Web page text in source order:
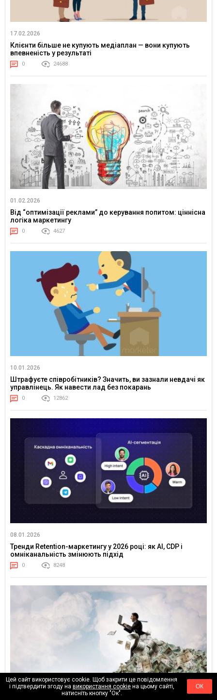
17.02.2026
Клієнти більше не купують медіаплан — вони купують
впевненість у результаті
0 24688
01.02.2026
Від “оптимізації реклами” до керування попитом: ціннісна
логіка маркетингу
0 4627
10.01.2026
Штрафуєте співробітників? Значить, ви зазнали невдачі як
управлінець. Як навести лад без покарань
0 12862
08.01.2026
Тренди Retention-маркетингу у 2026 році: як AI, CDP і
омніканальність змінюють підхід
0 8248
Цей сайт використовує cookie. Щоб закрити це повідомлення
і підтвердити згоду на використання cookieна цьому сайті,
натисніть кнопку "Ок".
ОК